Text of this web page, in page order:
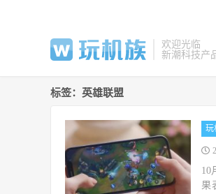
欢迎光临
新潮科技产
标签：英雄联盟
玩
10
果